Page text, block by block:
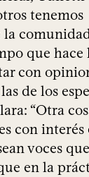
tenemos
la
que
con
de los
“Otra
con interés
voces
en la